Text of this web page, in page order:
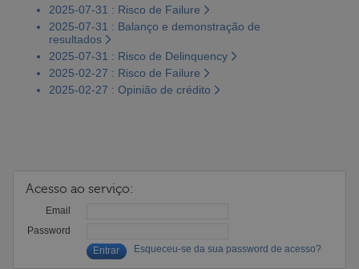
2025-07-31 : Risco de Failure
2025-07-31 : Balanço e demonstração de
resultados
2025-07-31 : Risco de Delinquency
2025-02-27 : Risco de Failure
2025-02-27 : Opinião de crédito
Acesso ao serviço:
Email
Password
Esqueceu-se da sua password de acesso?